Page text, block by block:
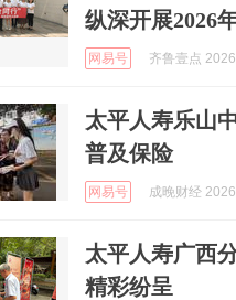
纵深开展2026
网易号 齐鲁壹点
太平人寿乐山
普及保险
网易号 成晚财经
太平人寿广西
精彩纷呈